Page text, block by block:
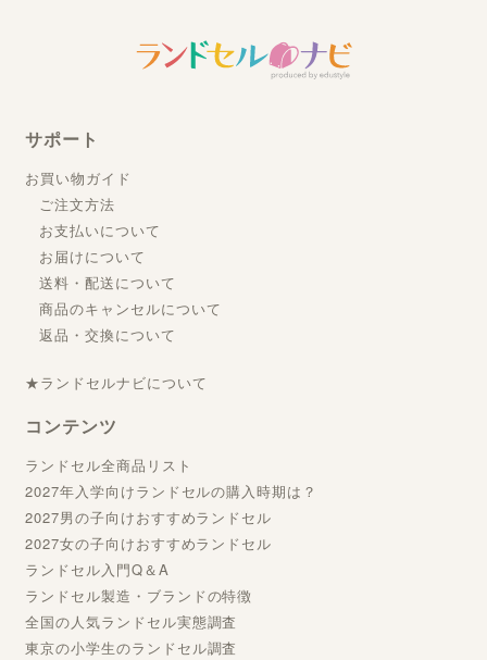
サポート
お買い物ガイド
ご注文方法
お支払いについて
お届けについて
送料・配送について
商品のキャンセルについて
返品・交換について
★ランドセルナビについて
コンテンツ
ランドセル全商品リスト
2027年入学向けランドセルの購入時期は？
2027男の子向けおすすめランドセル
2027女の子向けおすすめランドセル
ランドセル入門Q＆A
ランドセル製造・ブランドの特徴
全国の人気ランドセル実態調査
東京の小学生のランドセル調査